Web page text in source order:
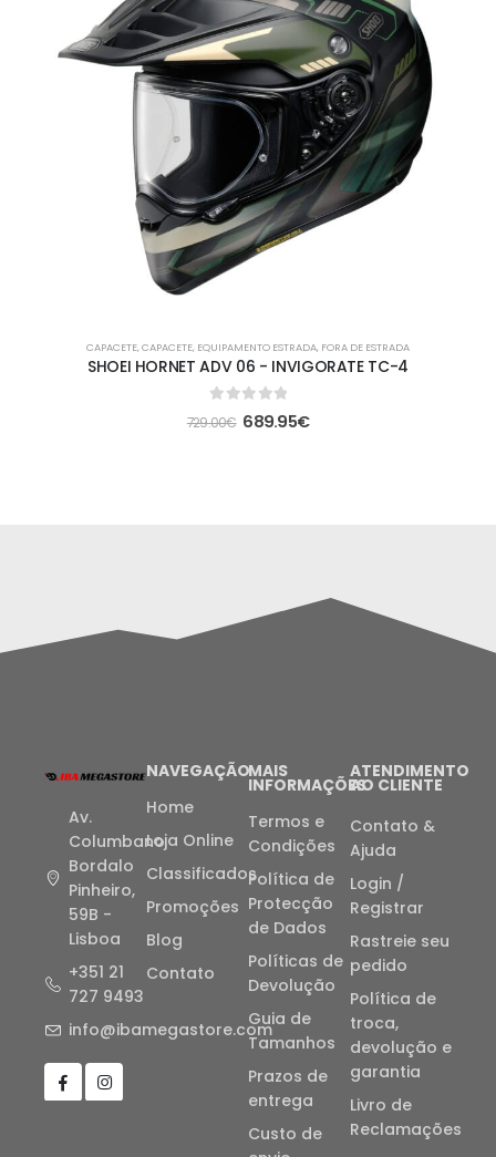
CAPACETE,CAPACETE, EQUIPAMENTO ESTRADA, FORA DE ESTRADA
SHOEI HORNET ADV 06 - INVIGORATE TC-4
out of 5
729.00€ 689.95€
Av.
Columbano
Bordalo
Pinheiro,
59B -
Lisboa
+351 21
727 9493
info@ibamegastore.com
NAVEGAÇÃO
Home
Loja Online
Classificados
Promoções
Blog
Contato
MAIS
INFORMAÇÕES
Termos e
Condições
Política de
Protecção
de Dados
Políticas de
Devolução
Guia de
Tamanhos
Prazos de
entrega
Custo de
ATENDIMENTO
AO CLIENTE
Contato &
Ajuda
Login /
Registrar
Rastreie seu
pedido
Política de
troca,
devolução e
garantia
Livro de
Reclamações